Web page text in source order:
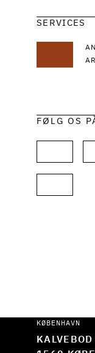
SERVICES
FØLG OS
KØBENHAVN